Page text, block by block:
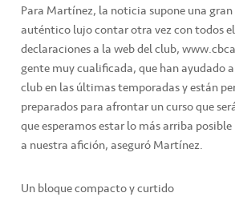
Para Martínez, la noticia supone una gran
auténtico lujo contar otra vez con todos
declaraciones a la web del club,
gente muy cualificada, que han ayudado
club en las últimas temporadas y están
preparados para afrontar un curso que
que esperamos estar lo más arriba
a nuestra afición, aseguró Martínez.
Un bloque compacto y curtido